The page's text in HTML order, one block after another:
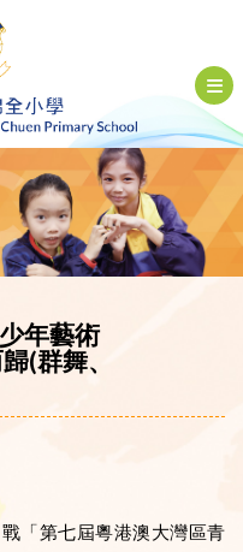
年藝術
(群舞、
「第七屆粵港澳大灣區青